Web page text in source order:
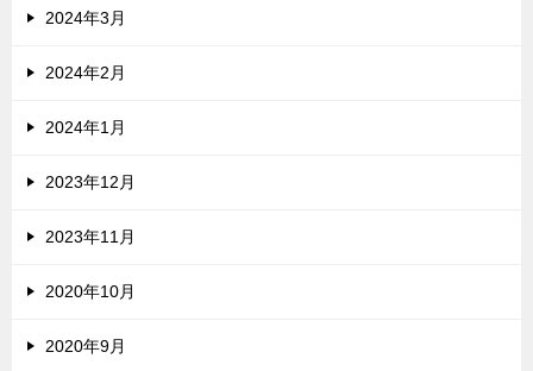
2024年3月
2024年2月
2024年1月
2023年12月
2023年11月
2020年10月
2020年9月